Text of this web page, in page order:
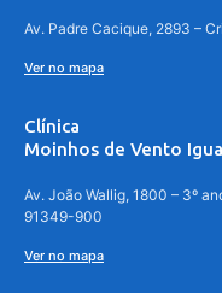
Av. Padre Cacique, 2893 –
Ver no mapa
Clínica
Moinhos de Vento
Av. João Wallig, 1800 – 3º
91349-900
Ver no mapa